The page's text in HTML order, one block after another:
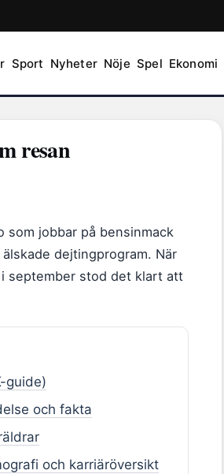
Sport Nyheter Nöje Spel Ekonomi
resan
som jobbar på bensinmack
dejtingprogram. När
september stod det klart att
guide)
och fakta
och karriäröversikt